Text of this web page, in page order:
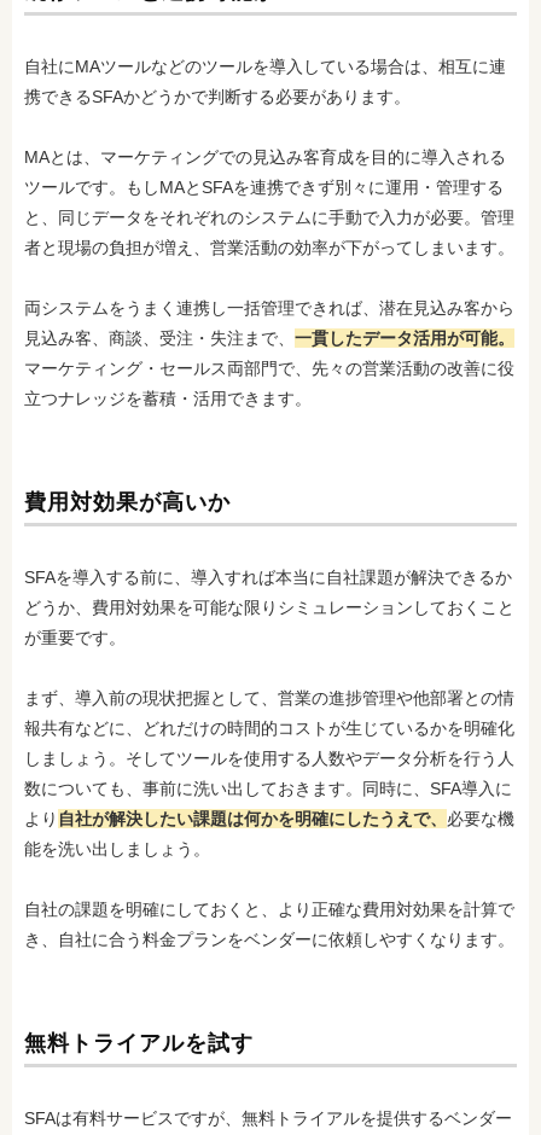
自社にMAツールなどのツールを導入している場合は、相互に連
携できるSFAかどうかで判断する必要があります。
MAとは、マーケティングでの見込み客育成を目的に導入される
ツールです。もしMAとSFAを連携できず別々に運用・管理する
と、同じデータをそれぞれのシステムに手動で入力が必要。管理
者と現場の負担が増え、営業活動の効率が下がってしまいます。
両システムをうまく連携し一括管理できれば、潜在見込み客から
見込み客、商談、受注・失注まで、 一貫したデータ活用が可能。
マーケティング・セールス両部門で、先々の営業活動の改善に役
立つナレッジを蓄積・活用できます。
費用対効果が高いか
SFAを導入する前に、導入すれば本当に自社課題が解決できるか
どうか、費用対効果を可能な限りシミュレーションしておくこと
が重要です。
まず、導入前の現状把握として、営業の進捗管理や他部署との情
報共有などに、どれだけの時間的コストが生じているかを明確化
しましょう。そしてツールを使用する人数やデータ分析を行う人
数についても、事前に洗い出しておきます。同時に、SFA導入に
より 自社が解決したい課題は何かを明確にしたうえで、 必要な機
能を洗い出しましょう。
自社の課題を明確にしておくと、より正確な費用対効果を計算で
き、自社に合う料金プランをベンダーに依頼しやすくなります。
無料トライアルを試す
SFAは有料サービスですが、無料トライアルを提供するベンダー